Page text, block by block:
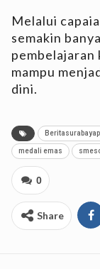
Melalui
semakin
pembelajaran
mampu
dini.
medali emas
0
Share